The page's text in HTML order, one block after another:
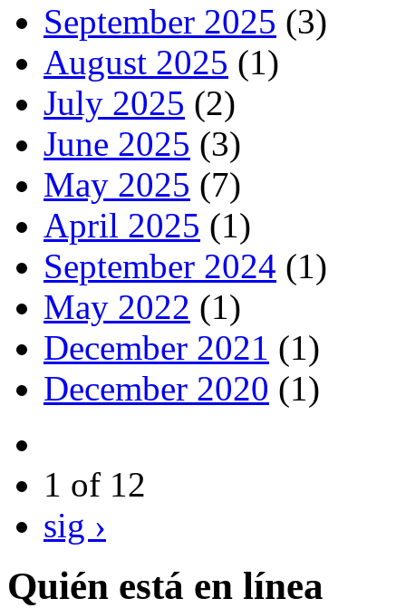
September 2025 (3)
August 2025 (1)
July 2025 (2)
June 2025 (3)
May 2025 (7)
April 2025 (1)
September 2024 (1)
May 2022 (1)
December 2021 (1)
December 2020 (1)
1 of 12
sig ›
Quién está en línea